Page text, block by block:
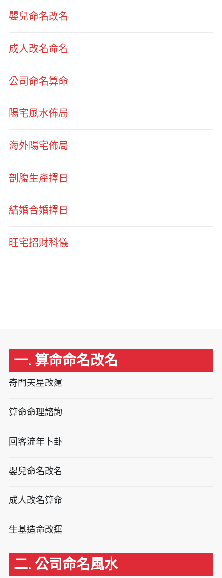
嬰兒命名改名
成人改名命名
公司命名算命
陽宅風水佈局
海外陽宅佈局
剖腹生產擇日
結婚合婚擇日
旺宅招財科儀
一. 算命命名改名
奇門天星改運
算命命理諮詢
回客流年卜卦
嬰兒命名改名
成人改名算命
生基造命改運
二. 公司命名風水